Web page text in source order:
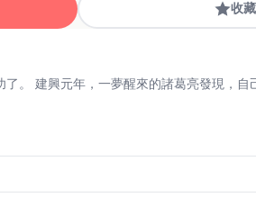
收藏
建興元年，一夢醒來的諸葛亮發現，自